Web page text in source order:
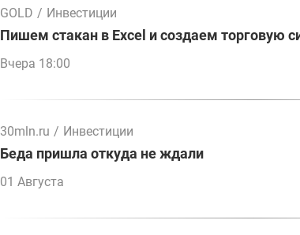
GOLD / Инвестиции
Пишем стакан в Excel и создаем торговую
Вчера 18:00
30mln.ru / Инвестиции
Беда пришла откуда не ждали
01 Августа